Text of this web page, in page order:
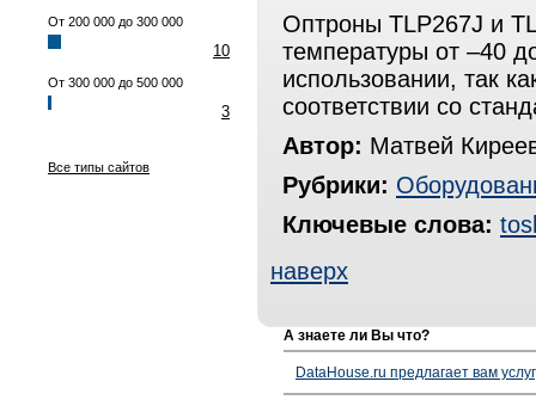
От 200 000 до 300 000
10
От 300 000 до 500 000
3
Все типы сайтов
Оптроны TLP267J и
температуры от –40
использовании, так
соответствии со
Автор: Матвей
Рубрики:
Ключевые слова:
наверх
А знаете ли Вы что?
DataHouse.ru предлагает вам